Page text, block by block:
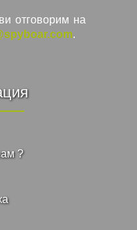
отговорим на
.
?